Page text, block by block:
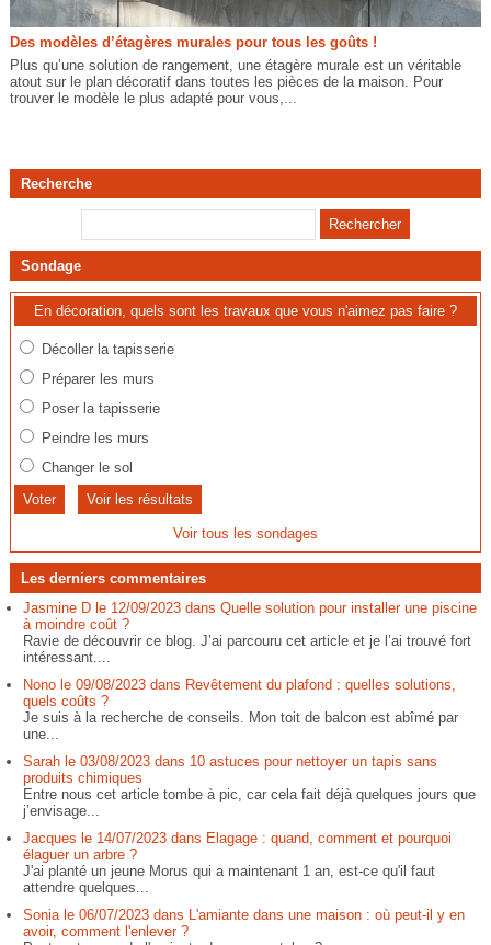
Des modèles d’étagères murales pour tous les goûts !
Plus qu’une solution de rangement, une étagère murale est un véritable
atout sur le plan décoratif dans toutes les pièces de la maison. Pour
trouver le modèle le plus adapté pour vous,...
Recherche
Sondage
En décoration, quels sont les travaux que vous n'aimez pas faire ?
Décoller la tapisserie
Préparer les murs
Poser la tapisserie
Peindre les murs
Changer le sol
Voir les résultats
Voir tous les sondages
Les derniers commentaires
Jasmine D le 12/09/2023 dans Quelle solution pour installer une piscine
à moindre coût ?
Ravie de découvrir ce blog. J’ai parcouru cet article et je l’ai trouvé fort
intéressant....
Nono le 09/08/2023 dans Revêtement du plafond : quelles solutions,
quels coûts ?
Je suis à la recherche de conseils. Mon toit de balcon est abîmé par
une...
Sarah le 03/08/2023 dans 10 astuces pour nettoyer un tapis sans
produits chimiques
Entre nous cet article tombe à pic, car cela fait déjà quelques jours que
j’envisage...
Jacques le 14/07/2023 dans Elagage : quand, comment et pourquoi
élaguer un arbre ?
J'ai planté un jeune Morus qui a maintenant 1 an, est-ce qu'il faut
attendre quelques...
Sonia le 06/07/2023 dans L'amiante dans une maison : où peut-il y en
avoir, comment l'enlever ?